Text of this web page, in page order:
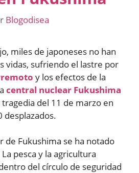
Blogodisea
miles de japoneses no han
vidas, sufriendo el lastre por
y los efectos de la
central nuclear Fukushima
tragedia del 11 de marzo en
desplazados.
de Fukushima se ha notado
pesca y la agricultura
del círculo de seguridad